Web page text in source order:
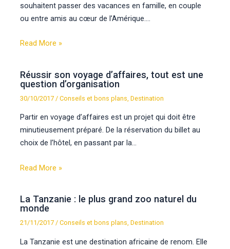
souhaitent passer des vacances en famille, en couple
ou entre amis au cœur de l’Amérique.…
Read More »
Réussir son voyage d’affaires, tout est une
question d’organisation
30/10/2017 /Conseils et bons plans ,Destination
Partir en voyage d’affaires est un projet qui doit être
minutieusement préparé. De la réservation du billet au
choix de l’hôtel, en passant par la…
Read More »
La Tanzanie : le plus grand zoo naturel du
monde
21/11/2017/Conseils et bons plans,Destination
La Tanzanie est une destination africaine de renom. Elle